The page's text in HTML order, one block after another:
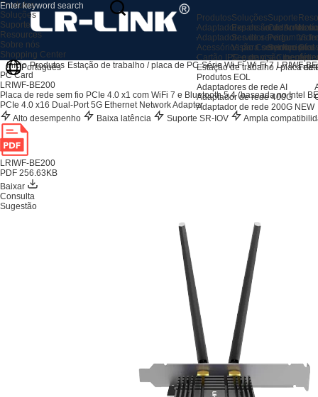
Produtos
Adaptadores de servidor AI
Adaptadores de servidor
Acessórios para servidores
Cartão IPC e de visão
Estação de trabalho / placa de
Produtos EOL
Adaptadores de rede AI
Adaptador de rede 400G
Adaptador de rede 200G NEW
Soluções
Expansão de
Servidor
Visão Computacional
Segurança
Suporte
Centro de
Perguntas
Serviço
Produtos
Soluções
Suporte
Resources
Sobre nós
Shopping Center
Português
Início Produtos Estação de trabalho / placa de PC Série Wi-Fi Wi-Fi 7 LRIWF-
PC Card
LRIWF-BE200
Placa de rede sem fio PCIe 4.0 x1 com WiFi 7 e Bluetooth 5.4 (baseada no Intel
PCIe 4.0 x16 Dual-Port 5G Ethernet Network Adapter
Alto desempenho
Baixa latência Suporte SR-IOV Ampla
LRIWF-BE200
PDF 256.63KB
Baixar
Consulta
Sugestão